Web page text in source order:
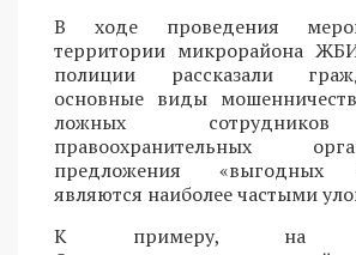
В ходе проведения
территории микрорайона
полиции рассказали
основные виды
ложных
правоохранительных
предложения «выгодных
являются наиболее частыми
К примеру, на